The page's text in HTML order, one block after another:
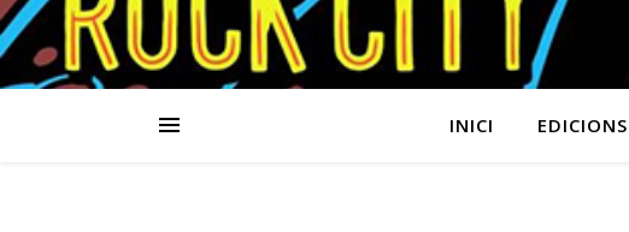
INICI EDICIONS